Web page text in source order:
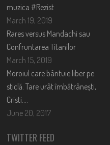
muzica #Rezist
March 19, 2019
Rares versus Mandachi sau
Confruntarea Titanilor
March 15, 2019
Moroiul care bântuie liber pe
sticlă. Tare urât îmbătrânești,
Cristi….
June 20, 2017
TWITTER FEED